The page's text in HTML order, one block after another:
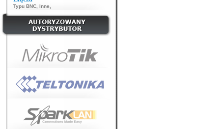
Typu BNC Inne